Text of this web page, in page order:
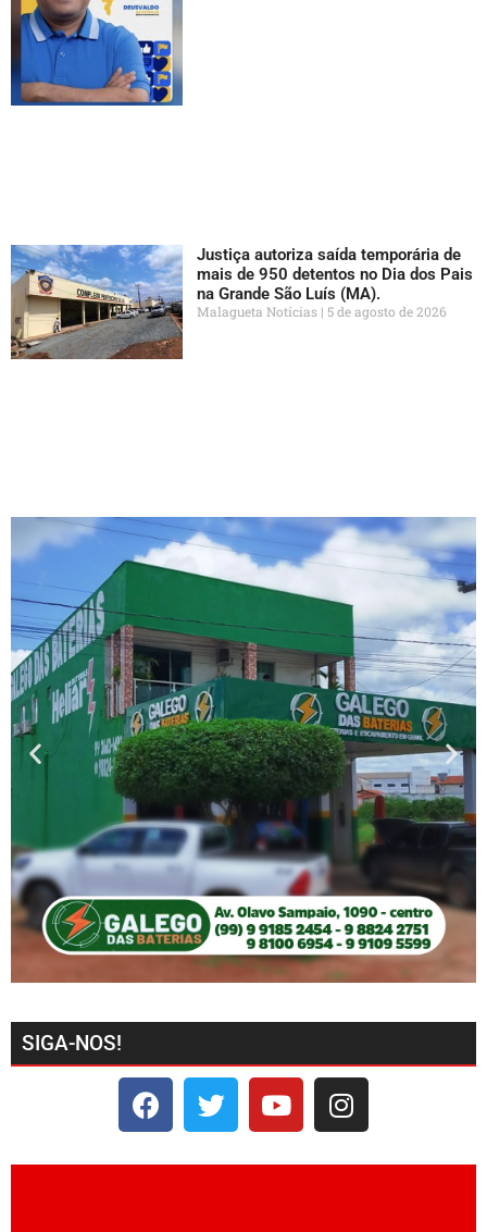
Justiça autoriza saída temporária de
mais de 950 detentos no Dia dos Pais
na Grande São Luís (MA).
Malagueta Notícias 5 de agosto de 2026
SIGA-NOS!